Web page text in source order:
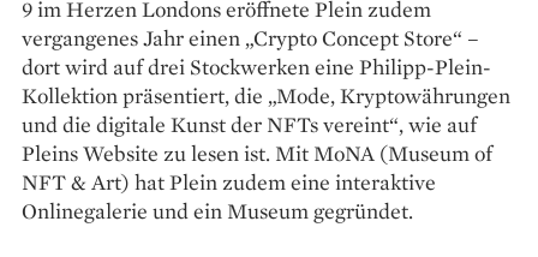
9 im Herzen Londons eröffnete Plein zudem
vergangenes Jahr einen „Crypto Concept Store“ –
dort wird auf drei Stockwerken eine Philipp-Plein-
Kollektion präsentiert, die „Mode, Kryptowährungen
und die digitale Kunst der NFTs vereint“, wie auf
Pleins Website zu lesen ist. Mit MoNA (Museum of
NFT & Art) hat Plein zudem eine interaktive
Onlinegalerie und ein Museum gegründet.